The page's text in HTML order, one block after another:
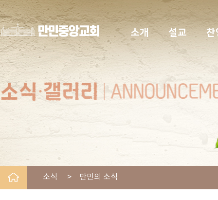
소개 설교 찬
소식 > 만민의 소식